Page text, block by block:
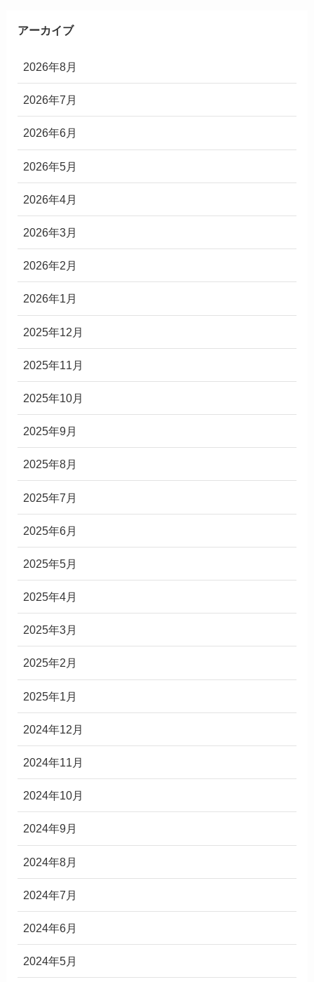
アーカイブ
2026年8月
2026年7月
2026年6月
2026年5月
2026年4月
2026年3月
2026年2月
2026年1月
2025年12月
2025年11月
2025年10月
2025年9月
2025年8月
2025年7月
2025年6月
2025年5月
2025年4月
2025年3月
2025年2月
2025年1月
2024年12月
2024年11月
2024年10月
2024年9月
2024年8月
2024年7月
2024年6月
2024年5月